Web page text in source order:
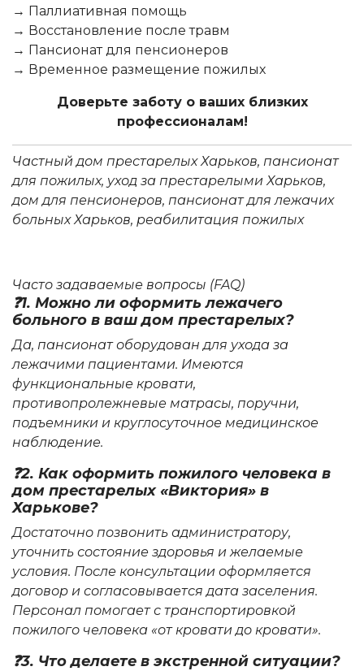
→ Паллиативная помощь
→ Восстановление после травм
→ Пансионат для пенсионеров
→ Временное размещение пожилых
Доверьте заботу о ваших близких
профессионалам!
Частный дом престарелых Харьков, пансионат
для пожилых, уход за престарелыми Харьков,
дом для пенсионеров, пансионат для лежачих
больных Харьков, реабилитация пожилых
Часто задаваемые вопросы (FAQ)
❓1. Можно ли оформить лежачего
больного в ваш дом престарелых?
Да, пансионат оборудован для ухода за
лежачими пациентами. Имеются
функциональные кровати,
противопролежневые матрасы, поручни,
подъемники и круглосуточное медицинское
наблюдение.
❓2. Как оформить пожилого человека в
дом престарелых «Виктория» в
Харькове?
Достаточно позвонить администратору,
уточнить состояние здоровья и желаемые
условия. После консультации оформляется
договор и согласовывается дата заселения.
Персонал помогает с транспортировкой
пожилого человека «от кровати до кровати».
❓3. Что делаете в экстренной ситуации?